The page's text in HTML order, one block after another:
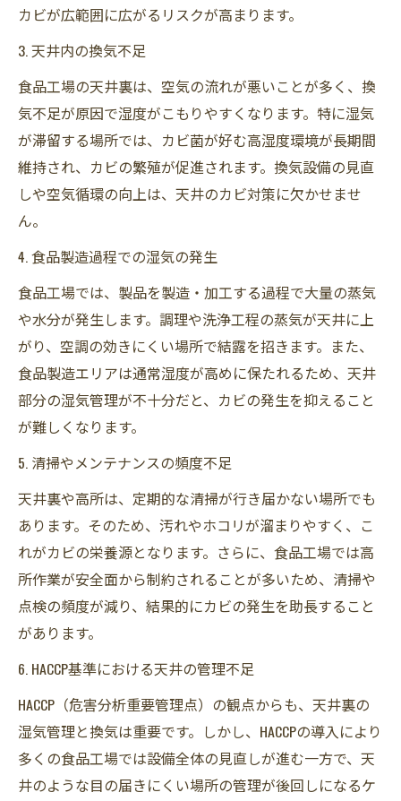
カビが広範囲に広がるリスクが高まります。
3. 天井内の換気不足
食品工場の天井裏は、空気の流れが悪いことが多く、換
気不足が原因で湿度がこもりやすくなります。特に湿気
が滞留する場所では、カビ菌が好む高湿度環境が長期間
維持され、カビの繁殖が促進されます。換気設備の見直
しや空気循環の向上は、天井のカビ対策に欠かせませ
ん。
4. 食品製造過程での湿気の発生
食品工場では、製品を製造・加工する過程で大量の蒸気
や水分が発生します。調理や洗浄工程の蒸気が天井に上
がり、空調の効きにくい場所で結露を招きます。また、
食品製造エリアは通常湿度が高めに保たれるため、天井
部分の湿気管理が不十分だと、カビの発生を抑えること
が難しくなります。
5. 清掃やメンテナンスの頻度不足
天井裏や高所は、定期的な清掃が行き届かない場所でも
あります。そのため、汚れやホコリが溜まりやすく、こ
れがカビの栄養源となります。さらに、食品工場では高
所作業が安全面から制約されることが多いため、清掃や
点検の頻度が減り、結果的にカビの発生を助長すること
があります。
6. HACCP基準における天井の管理不足
HACCP（危害分析重要管理点）の観点からも、天井裏の
湿気管理と換気は重要です。しかし、HACCPの導入により
多くの食品工場では設備全体の見直しが進む一方で、天
井のような目の届きにくい場所の管理が後回しになるケ